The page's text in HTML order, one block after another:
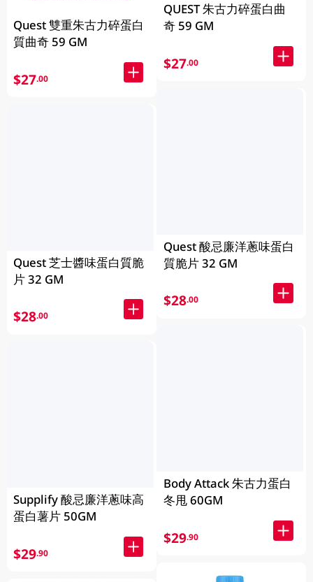
Quest 雙重朱古力碎蛋白
質曲奇 59 GM
$27.00
Quest 芝士醬味蛋白質脆
片 32 GM
$28.00
Supplify 酸忌廉洋蔥味高
蛋白薯片 50GM
$29.90
QUEST 朱古力碎蛋白曲
奇 59 GM
$27.00
Quest 酸忌廉洋蔥味蛋白
質脆片 32 GM
$28.00
Body Attack 朱古力蛋白
冬甩 60GM
$29.90